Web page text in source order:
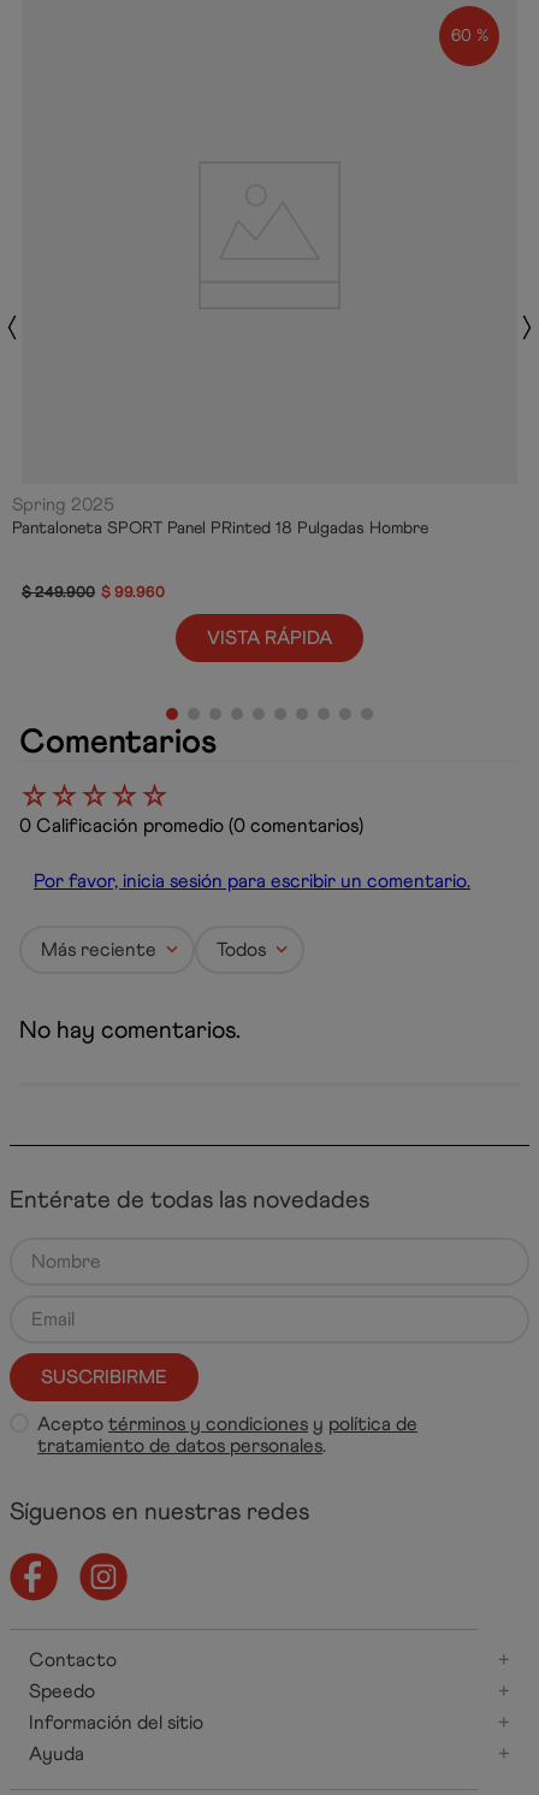
60 %
Spring 2025
Pantaloneta SPORT Panel PRinted 18 Pulgadas Hombre
$249.900 $ 99.960
VISTA RÁPIDA
Comentarios
☆☆☆☆☆
0 Calificación promedio (0 comentarios)
Por favor, inicia sesión para escribir un comentario.
Más reciente Todos
No hay comentarios.
Entérate de todas las novedades
SUSCRIBIRME
Aceptotérminos y condiciones y política de
tratamiento de datos personales.
Síguenos en nuestras redes
Contacto
+
Speedo
+
Información del sitio
+
Ayuda
+